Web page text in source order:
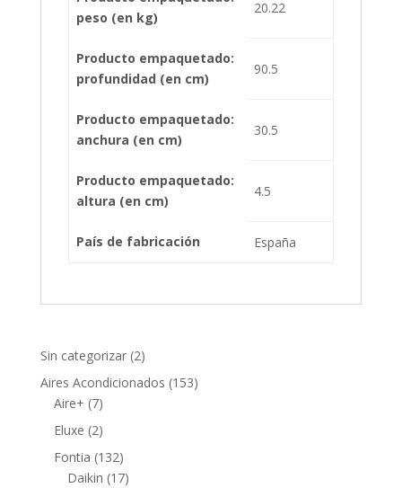
peso (en kg)
20.22
Producto empaquetado:
profundidad (en cm)
90.5
Producto empaquetado:
anchura (en cm)
30.5
Producto empaquetado:
altura (en cm)
4.5
País de fabricación España
Sin categorizar 22
productos
Aires Acondicionados 153153
Aire+ 77
productos
Eluxe 22
productos
Fontia 132132
productos
Daikin 1717